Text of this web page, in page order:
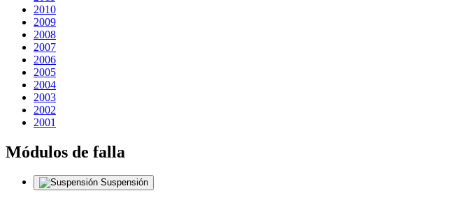
2010
2009
2008
2007
2006
2005
2004
2003
2002
2001
Módulos de falla
Suspensión